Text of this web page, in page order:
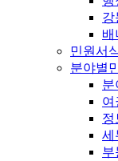
강
배
민원서
분야별
분
여
정
세
부